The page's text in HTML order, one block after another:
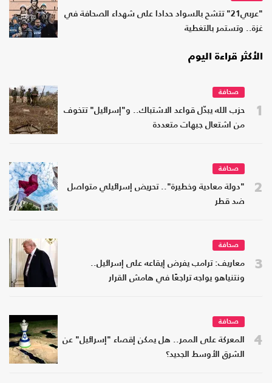
"عربي21" تتشح بالسواد حدادا على شهداء الصحافة في
غزة.. وتستمر بالتغطية
الأكثر قراءة اليوم
1
صحافة
حزب الله يبدّل قواعد الاشتباك.. و"إسرائيل" تتخوف
من اشتعال جبهات متعددة
2
صحافة
"دولة معادية وخطيرة".. تحريض إسرائيلي متواصل
ضد قطر
3
صحافة
معاريف: ترامب يفرض إيقاعه على إسرائيل..
ونتنياهو يواجه تراجعًا في هامش القرار
4
صحافة
المعركة على الممر.. هل يمكن إقصاء "إسرائيل" عن
الشرق الأوسط الجديد؟